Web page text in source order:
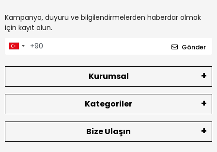
Kampanya, duyuru ve bilgilendirmelerden haberdar olmak
için kayıt olun.
Gönder
Kurumsal
Kategoriler
Bize Ulaşın